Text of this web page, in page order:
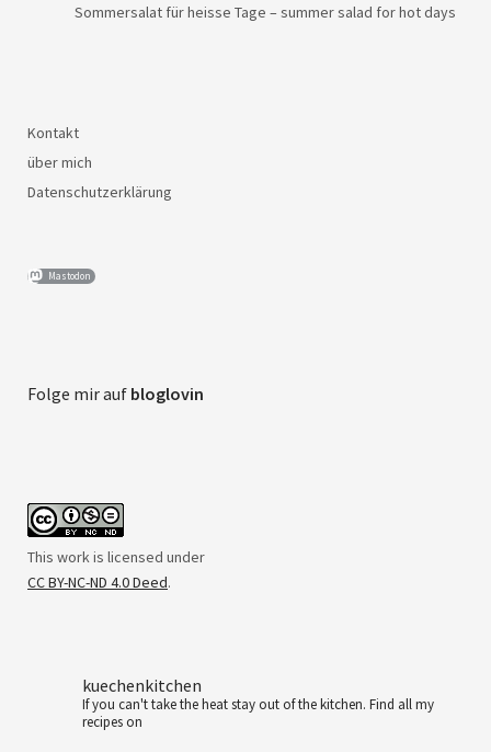
Sommersalat für heisse Tage – summer salad for hot days
Kontakt
über mich
Datenschutzerklärung
Mastodon
Folge mir auf bloglovin
This work is licensed under
CC BY-NC-ND 4.0 Deed.
kuechenkitchen
If you can't take the heat stay out of the kitchen. Find all my
recipes on